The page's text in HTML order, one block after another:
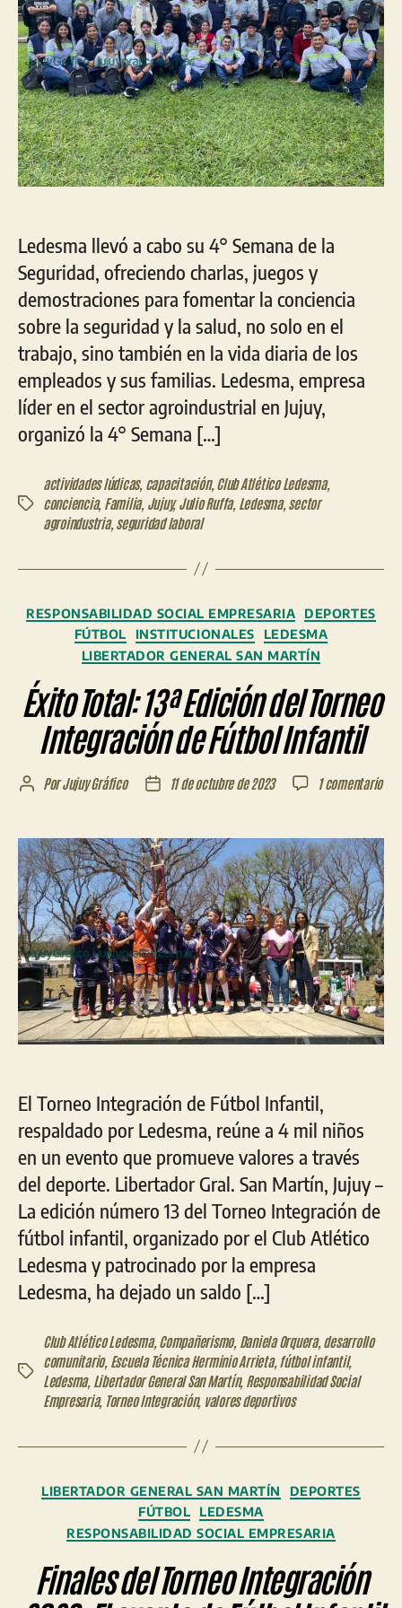
Ledesma llevó a cabo su 4° Semana de la
Seguridad, ofreciendo charlas, juegos y
demostraciones para fomentar la conciencia
sobre la seguridad y la salud, no solo en el
trabajo, sino también en la vida diaria de los
empleados y sus familias. Ledesma, empresa
líder en el sector agroindustrial en Jujuy,
organizó la 4° Semana […]
Etiquetas
actividades lúdicas, capacitación, Club Atlético Ledesma,
conciencia, Familia, Jujuy,Julio Ruffa, Ledesma, sector
agroindustria, seguridad laboral
Categorías
RESPONSABILIDAD SOCIAL EMPRESARIA
DEPORTES
FÚTBOL
INSTITUCIONALES
LEDESMA
LIBERTADOR GENERAL SAN MARTÍN
Éxito Total: 13ª Edición del Torneo
Integración de Fútbol Infantil
Autor
entrada
PorJujuy Gráfico
Fecha
entrada
11 de octubre de 2023 1 comentarioen
13ª
del
de
El Torneo Integración de Fútbol Infantil,
respaldado por Ledesma, reúne a 4 mil niños
en un evento que promueve valores a través
del deporte. Libertador Gral. San Martín, Jujuy –
La edición número 13 del Torneo Integración de
fútbol infantil, organizado por el Club Atlético
Ledesma y patrocinado por la empresa
Ledesma, ha dejado un saldo […]
Etiquetas
Club Atlético Ledesma, Compañerismo, Daniela Orquera, desarrollo
comunitario, Escuela Técnica Herminio Arrieta, fútbol infantil,
Ledesma, Libertador General San Martín, Responsabilidad Social
Empresaria, Torneo Integración, valores deportivos
Categorías
LIBERTADOR GENERAL SAN MARTÍN
DEPORTES
FÚTBOL
LEDESMA
RESPONSABILIDAD SOCIAL EMPRESARIA
Finales del Torneo Integración